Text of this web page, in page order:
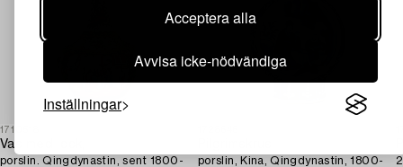
Acceptera alla
Avvisa icke-nödvändiga
Inställningar
1710518
Vas med lock,
porslin. Qingdynastin, sent 1800-
porslin, Kina, Qingdynastin, 1800-